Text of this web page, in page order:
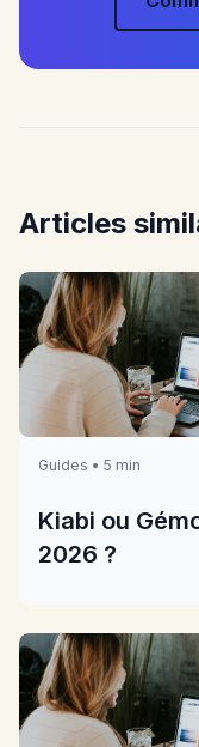
Articles
Guides • 5 min
Kiabi ou
2026 ?